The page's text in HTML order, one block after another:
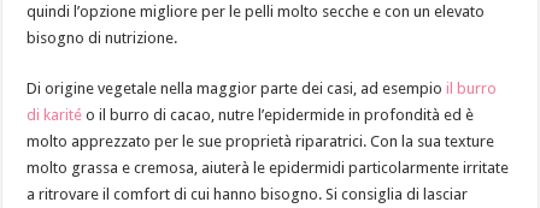
quindi l’opzione migliore per le pelli molto secche e con un elevato
bisogno di nutrizione.
Di origine vegetale nella maggior parte dei casi, ad esempioil burro
di karité o il burro di cacao, nutre l’epidermide in profondità ed è
molto apprezzato per le sue proprietà riparatrici. Con la sua texture
molto grassa e cremosa, aiuterà le epidermidi particolarmente irritate
a ritrovare il comfort di cui hanno bisogno. Si consiglia di lasciar